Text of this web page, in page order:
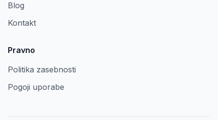
Blog
Kontakt
Pravno
Politika zasebnosti
Pogoji uporabe